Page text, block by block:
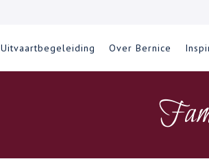
Uitvaartbegeleiding Over Bernice